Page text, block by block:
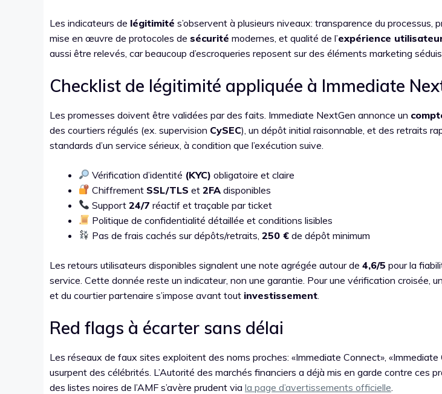
Les indicateurs de légitimité s’observent à plusieurs niveaux: transparence du processus,
mise en œuvre de protocoles de sécurité modernes, et qualité de l’expérience
aussi être relevés, car beaucoup d’escroqueries reposent sur des éléments marketing
Checklist de légitimité appliquée à Immediate
Les promesses doivent être validées par des faits. Immediate NextGen annonce un
des courtiers régulés (ex. supervision CySEC), un dépôt initial raisonnable, et des retraits
standards d’un service sérieux, à condition que l’exécution suive.
Vérification d’identité (KYC) obligatoire et claire
Chiffrement SSL/TLS et2FA disponibles
Support24/7 réactif et traçable par ticket
Politique de confidentialité détaillée et conditions lisibles
Pas de frais cachés sur dépôts/retraits,250 € de dépôt minimum
Les retours utilisateurs disponibles signalent une note agrégée autour de 4,6/5 pour la
service. Cette donnée reste un indicateur, non une garantie. Pour une vérification croisée,
et du courtier partenaire s’impose avant tout investissement
Red flags à écarter sans délai
Les réseaux de faux sites exploitent des noms proches: «Immediate Connect», «Immediate
usurpent des célébrités. L’Autorité des marchés financiers a déjà mis en garde contre ces
des listes noires de l’AMF s’avère prudent via la page d’avertissements officielle